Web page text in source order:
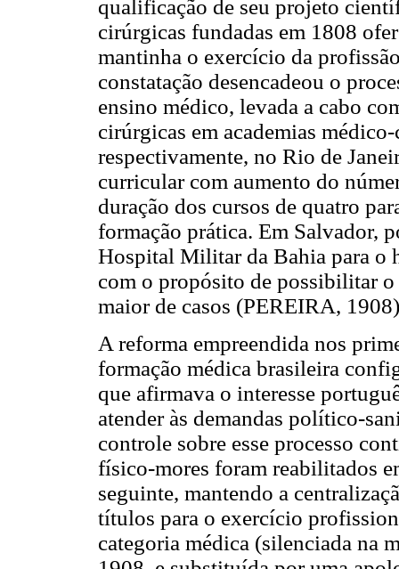
qualificação de seu projeto
cirúrgicas fundadas em 1808
mantinha o exercício da
constatação desencadeou o
ensino médico, levada a cabo
cirúrgicas em academias
respectivamente, no Rio de
curricular com aumento do
duração dos cursos de quatro
formação prática. Em Salvador,
Hospital Militar da Bahia para o
com o propósito de possibilitar
maior de casos (PEREIRA,
A reforma empreendida nos
formação médica brasileira
que afirmava o interesse
atender às demandas político-
controle sobre esse processo
físico-mores foram reabilitados
seguinte, mantendo a
títulos para o exercício
categoria médica (silenciada na